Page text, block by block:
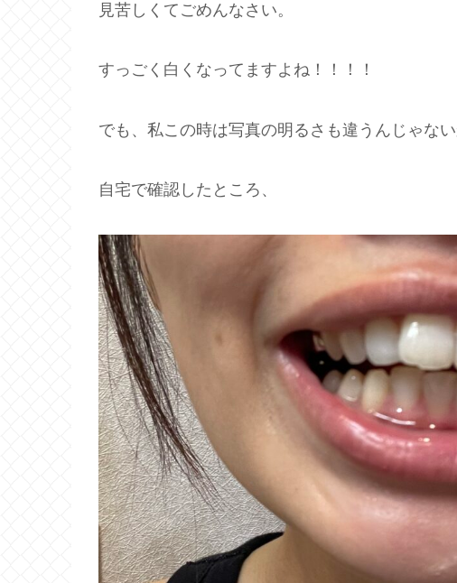
見苦しくてごめんなさい。
すっごく白くなってますよね！！！！
でも、私この時は写真の明るさも違うんじゃな
自宅で確認したところ、